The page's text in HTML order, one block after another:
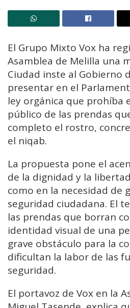
El Grupo Mixto Vox ha
Asamblea de Melilla una
Ciudad inste al Gobierno
presentar en el
ley orgánica que prohíba
público de las prendas
completo el rostro,
el niqab.
La propuesta pone el
de la dignidad y la
como en la necesidad de
seguridad ciudadana. El
las prendas que borran
identidad visual de una
grave obstáculo para la
dificultan la labor de las
seguridad.
El portavoz de Vox en la